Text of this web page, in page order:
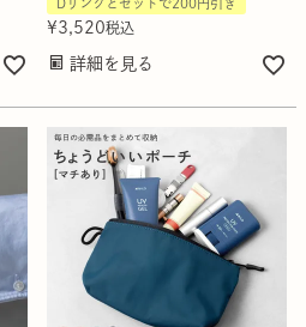
Dリングとセットで200円引き
¥3,520税込
詳細を見る